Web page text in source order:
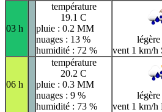
03 h
température
19.1 C
pluie : 0.2 MM
nuages : 13 %
humidité : 72 %
vent 1 km/h
06 h
température
20.2 C
pluie : 0.3 MM
nuages : 9 %
humidité : 73 %
vent 1 km/h